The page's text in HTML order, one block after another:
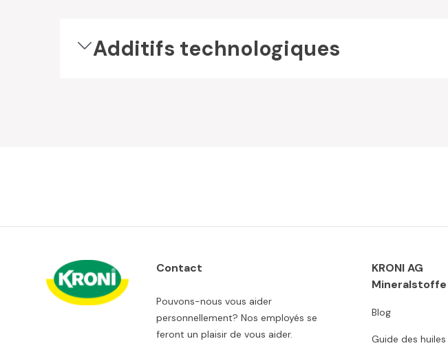
Additifs technologiques
Contact
Pouvons-nous vous aider
personnellement? Nos employés se
feront un plaisir de vous aider.
KRONI AG
Mineralstoffe
Blog
Guide des huiles